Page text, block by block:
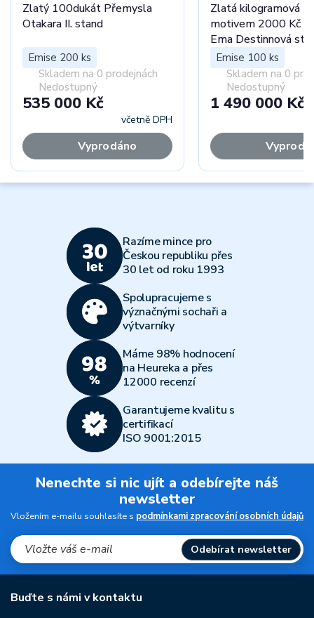
Zlatý 100dukát Přemysla
Otakara II. stand
Emise 200 ks
Skladem na 0 prodejnách
Nedostupný
535 000 Kč
včetně DPH
Vyprodáno
Zlatá kilogramová
motivem 2000 Kč
Ema Destinnová
Emise 100 ks
Skladem na 0
Nedostupný
1 490 000 Kč
Razíme mince pro
Českou republiku přes
30 let od roku 1993
Spolupracujeme s
význačnými sochaři a
výtvarníky
Máme 98% hodnocení
na Heureka a přes
12000 recenzí
Garantujeme kvalitu s
certifikací
ISO 9001:2015
Nenechte si nic ujít a odebírejte náš
newsletter
Vložením e-mailu souhlasíte s podmínkami zpracování osobních údajů
Odebírat newsletter
Buďte s námi v kontaktu